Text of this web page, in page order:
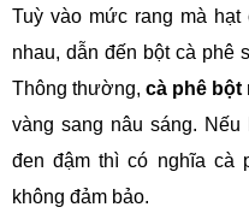
Tuỳ vào mức rang mà
nhau, dẫn đến bột cà phê
Thông thường, cà phê bột
vàng sang nâu sáng.
đen đậm thì có nghĩa cà
không đảm bảo.